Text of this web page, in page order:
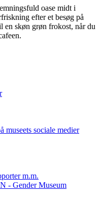
oase midt i
efter et besøg på
en skøn grøn frokost, når du
museets sociale medier
m.m.
- Gender Museum